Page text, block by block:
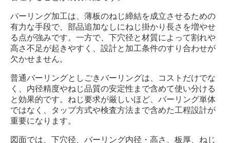
バーリング加工は、薄板のねじ締結を成立させるための
有力な手段で、部品追加なしにねじ掛かり長さを増やせ
る点が強みです。一方で、下穴径と材質によって割れや
高さ不足が起きやすく、設計と加工条件のすり合わせが
欠かせません。
普通バーリングとしごきバーリングは、コストだけでな
く、内径精度やねじ品質の安定性まで含めて使い分ける
と効果的です。ねじ要求が厳しいほど、バーリング単体
ではなく、タップ方式や検査方法まで含めた工程設計が
重要になります。
図面では、下穴径、バーリング内径・高さ、板厚、ねじ